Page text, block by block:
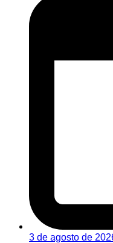
3 de agosto de